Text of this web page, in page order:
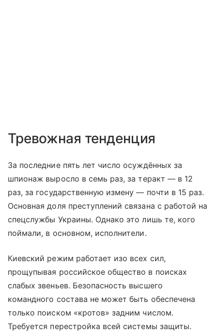
Тревожная тенденция
За последние пять лет число осуждённых за
шпионаж выросло в семь раз, за теракт — в 12
раз, за государственную измену — почти в 15 раз.
Основная доля преступлений связана с работой на
спецслужбы Украины. Однако это лишь те, кого
поймали, в основном, исполнители.
Киевский режим работает изо всех сил,
прощупывая российское общество в поисках
слабых звеньев. Безопасность высшего
командного состава не может быть обеспечена
только поиском «кротов» задним числом.
Требуется перестройка всей системы защиты.